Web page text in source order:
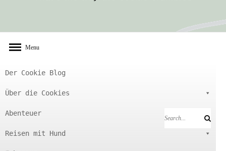
Menu
Der Cookie Blog
Über die Cookies
Abenteuer
Reisen mit Hund
Search
Search